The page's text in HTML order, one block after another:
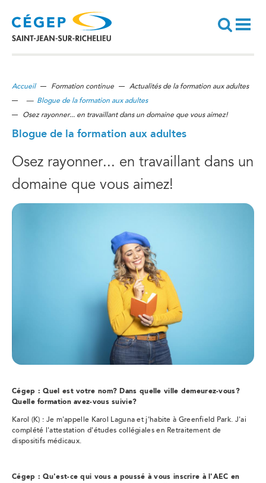
contenu
principal
Recherche
Accueil Formation continue
Actualités de la formation aux adultes
— Blogue de la formation aux adultes
Osez rayonner... en travaillant dans un domaine que vous aimez!
Blogue de la formation aux adultes
Osez rayonner... en travaillant dans un
domaine que vous aimez!
Cégep : Quel est votre nom? Dans quelle ville demeurez-vous?
Quelle formation avez-vous suivie?
Karol (K) : Je m'appelle Karol Laguna et j'habite à Greenfield Park. J'ai
complété l'attestation d'études collégiales en Retraitement de
dispositifs médicaux.
Cégep : Qu'est-ce qui vous a poussé à vous inscrire à l'AEC en